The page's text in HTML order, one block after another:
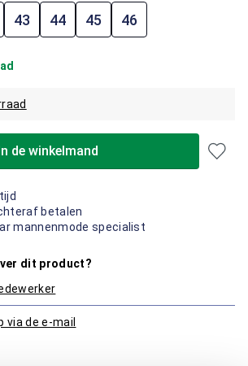
43 44 45 46
de winkelmand
betalen
mannenmode specialist
dit product?
via de e-mail